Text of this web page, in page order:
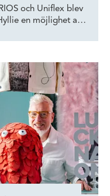
och Uniflex blev
en möjlighet att
Malmö.
skapar en kreativ oas mitt